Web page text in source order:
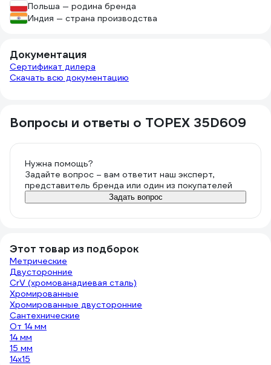
Польша — родина бренда
Индия — страна производства
Документация
Сертификат дилера
Скачать всю документацию
Вопросы и ответы о TOPEX 35D609
Нужна помощь?
Задайте вопрос – вам ответит наш эксперт,
представитель бренда или один из покупателей
Задать вопрос
Этот товар из подборок
Метрические
Двусторонние
CrV (хромованадиевая сталь)
Хромированные
Хромированные двусторонние
Сантехнические
От 14 мм
14 мм
15 мм
14х15